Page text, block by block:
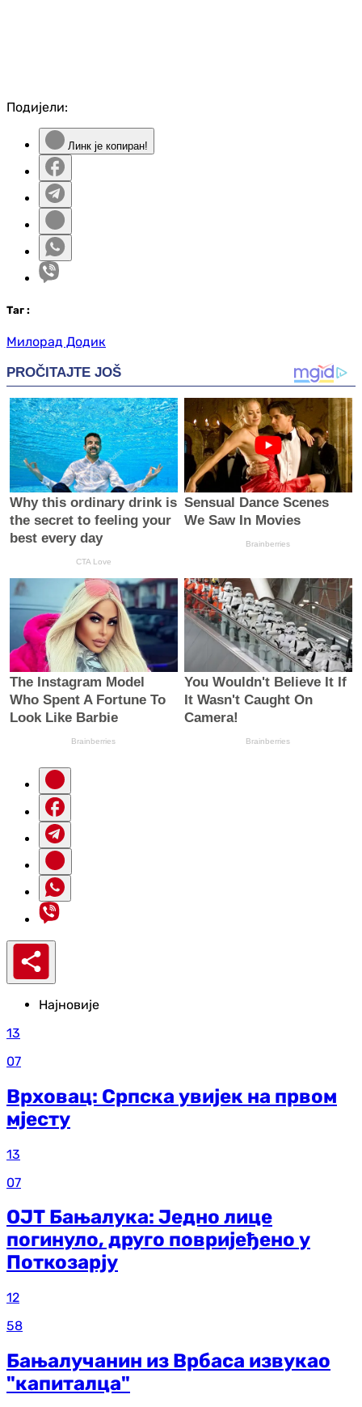
Подијели:
Линк је копиран!
Таг :
Милорад Додик
Најновије
13
07
Врховац: Српска увијек на првом
мјесту
13
07
ОЈТ Бањалука: Једно лице
погинуло, друго повријеђено у
Поткозарју
12
58
Бањалучанин из Врбаса извукао
"капиталца"